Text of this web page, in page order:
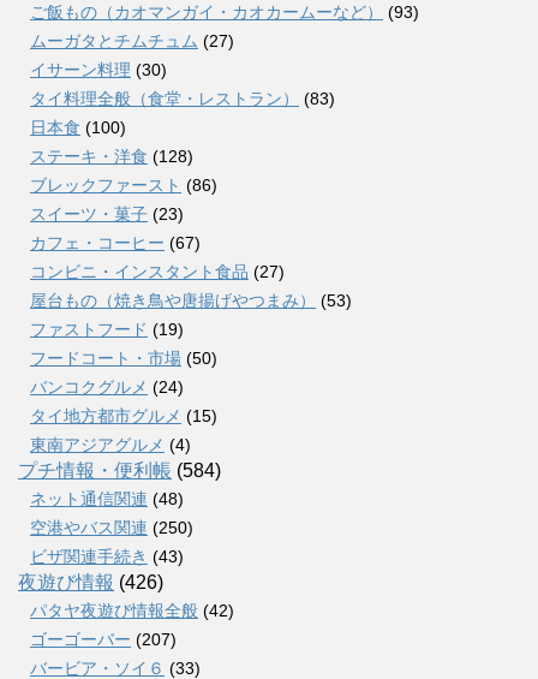
ご飯もの（カオマンガイ・カオカームーなど）
(93)
ムーガタとチムチュム (27)
イサーン料理 (30)
タイ料理全般（食堂・レストラン）
(83)
日本食 (100)
ステーキ・洋食 (128)
ブレックファースト (86)
スイーツ・菓子 (23)
カフェ・コーヒー (67)
コンビニ・インスタント食品 (27)
屋台もの（焼き鳥や唐揚げやつまみ）
(53)
ファストフード (19)
フードコート・市場 (50)
バンコクグルメ (24)
タイ地方都市グルメ (15)
東南アジアグルメ (4)
プチ情報・便利帳 (584)
ネット通信関連 (48)
空港やバス関連 (250)
ビザ関連手続き (43)
夜遊び情報 (426)
パタヤ夜遊び情報全般 (42)
ゴーゴーバー (207)
バービア・ソイ６ (33)